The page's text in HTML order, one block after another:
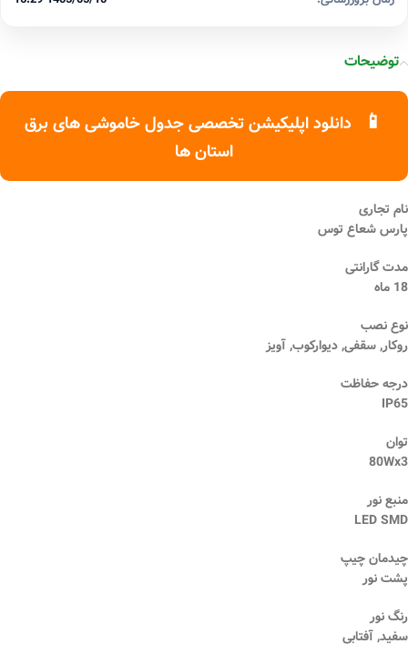
توضیحات
📱
دانلود اپلیکیشن تخصصی جدول خاموشی های برق
استان ها
نام تجاری
پارس شعاع توس
مدت گارانتی
18 ماه
نوع نصب
روکار, سقفی, دیوارکوب, آویز
درجه حفاظت
IP65
توان
80Wx3
منبع نور
LED SMD
چیدمان چیپ
پشت نور
رنگ نور
سفید, آفتابی